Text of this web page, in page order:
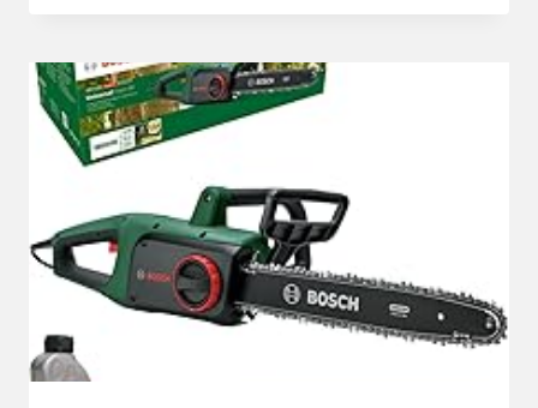
2400W
LEISTUNGSSTARKE
KETTENSÄGE
ELEKTRISCH
MIT
40
CM
KETTENFÜHRUNG,